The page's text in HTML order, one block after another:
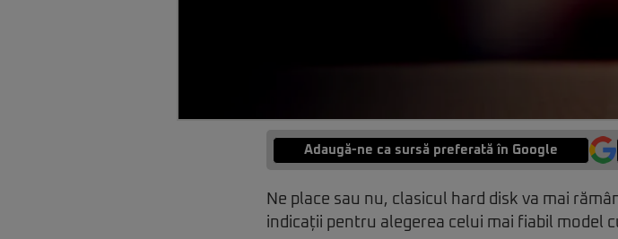
Adaugă-ne ca sursă preferată în Google
Ne place sau nu, clasicul hard disk va mai
indicații pentru alegerea celui mai fiabil model